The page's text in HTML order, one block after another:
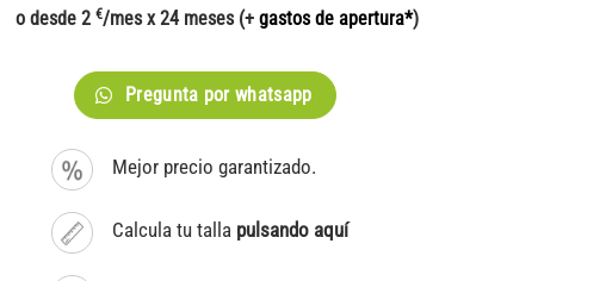
o desde 2 €/mes x 24 meses (+ gastos de apertura*)
Pregunta por whatsapp
Mejor precio garantizado.
Calcula tu talla pulsando aquí